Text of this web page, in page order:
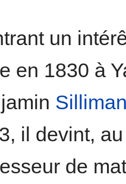
un
en 1830 à
il devint,
de